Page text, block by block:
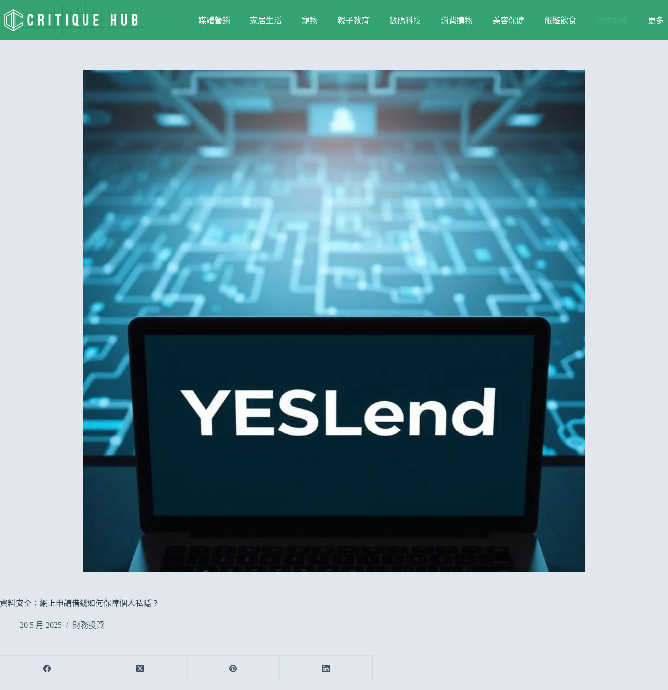
至
主
要
媒體營銷 家居生活 寵物 親子教育 數碼科技 消費購物 美容保健 旅遊飲食 更多
資料安全：網上申請借錢如何保障個人私隱？
20 5 月 2025 財務投資